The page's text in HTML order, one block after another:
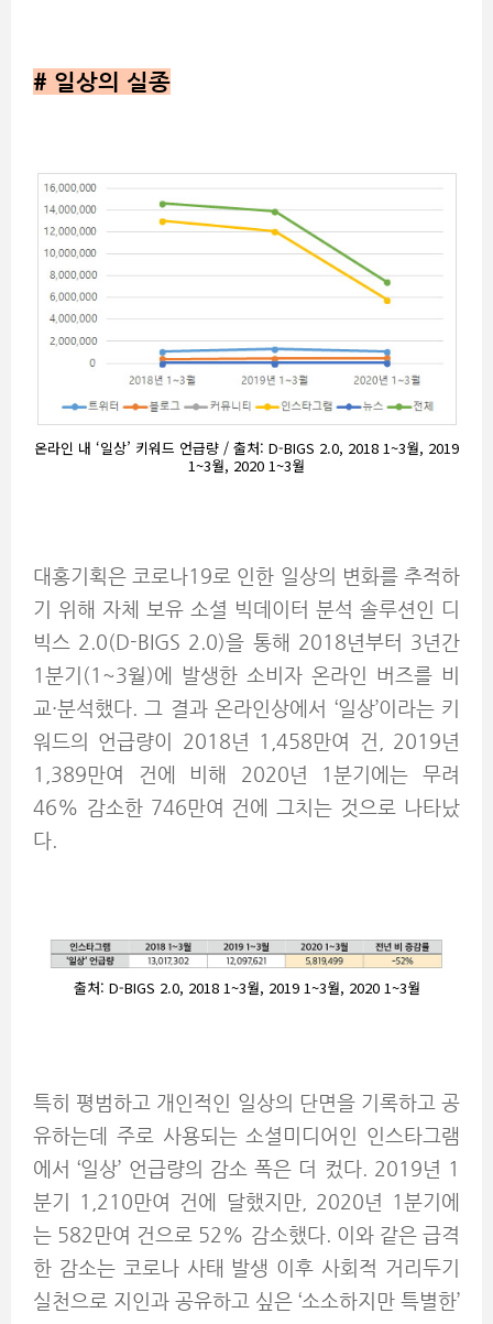
# 일상의 실종
온라인 내 ‘일상’ 키워드 언급량 / 출처: D-BIGS 2.0, 2018 1~3월, 2019
1~3월, 2020 1~3월
대홍기획은 코로나19로 인한 일상의 변화를 추적하
기 위해 자체 보유 소셜 빅데이터 분석 솔루션인 디
빅스 2.0(D-BIGS 2.0)을 통해 2018년부터 3년간
1분기(1~3월)에 발생한 소비자 온라인 버즈를 비
교·분석했다. 그 결과 온라인상에서 ‘일상’이라는 키
워드의 언급량이 2018년 1,458만여 건, 2019년
1,389만여 건에 비해 2020년 1분기에는 무려
46% 감소한 746만여 건에 그치는 것으로 나타났
다.
출처: D-BIGS 2.0, 2018 1~3월, 2019 1~3월, 2020 1~3월
특히 평범하고 개인적인 일상의 단면을 기록하고 공
유하는데 주로 사용되는 소셜미디어인 인스타그램
에서 ‘일상’ 언급량의 감소 폭은 더 컸다. 2019년 1
분기 1,210만여 건에 달했지만, 2020년 1분기에
는 582만여 건으로 52% 감소했다. 이와 같은 급격
한 감소는 코로나 사태 발생 이후 사회적 거리두기
실천으로 지인과 공유하고 싶은 ‘소소하지만 특별한’